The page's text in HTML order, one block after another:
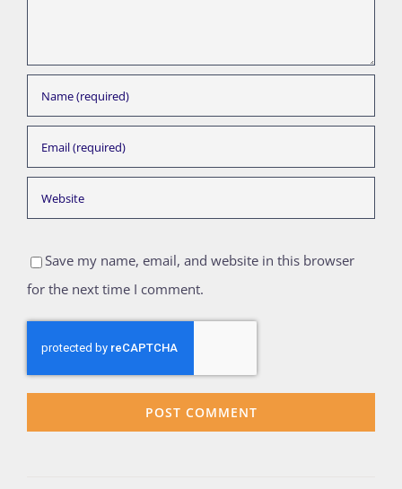
Save my name, email, and website in this browser
for the next time I comment.